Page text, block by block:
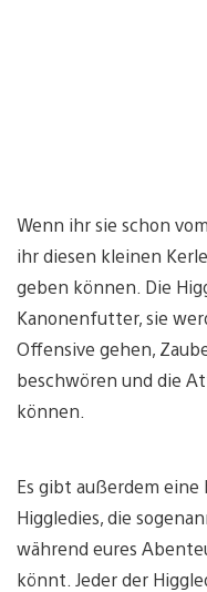
Wenn ihr sie schon
ihr diesen kleinen
geben können. Die
Kanonenfutter, sie
Offensive gehen,
beschwören und die
können.
Es gibt außerdem eine
Higgledies, die
während eures
könnt. Jeder der